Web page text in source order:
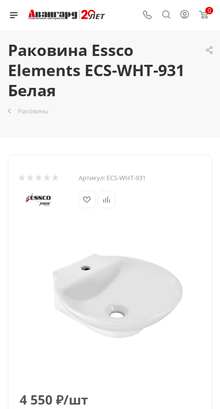
0
Раковина Essco
Elements ECS-WHT-931
Белая
Раковины
Артикул: ECS-WHT-931
4 550 ₽/шт